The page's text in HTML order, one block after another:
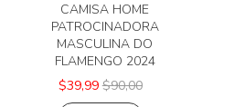
CAMISA HOME
PATROCINADORA
MASCULINA DO
FLAMENGO 2024
$39,99 $90,00